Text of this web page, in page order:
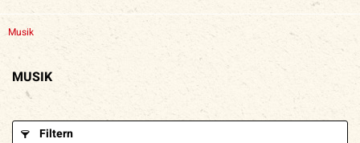
Musik
MUSIK
Filtern